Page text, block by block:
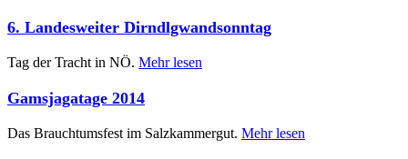
6. Landesweiter Dirndlgwandsonntag
Tag der Tracht in NÖ. Mehr lesen
Gamsjagatage 2014
Das Brauchtumsfest im Salzkammergut. Mehr lesen